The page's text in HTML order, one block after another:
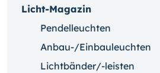
Licht-Magazin
Pendelleuchten
Anbau-/Einbauleuchten
Lichtbänder/-leisten